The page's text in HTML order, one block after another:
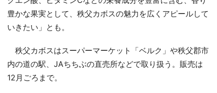
豊かな果実として、秩父カボスの魅力を広くアピールして
いきたい」とも。
秩父カボスはスーパーマーケット「ベルク」や秩父郡市
内の道の駅、JAちちぶの直売所などで取り扱う。販売は
12月ごろまで。